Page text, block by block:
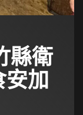
縣衛
安加